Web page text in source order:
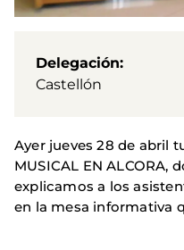
Delegación
Castellón
Ayer jueves 28 de abril
MUSICAL EN ALCORA,
explicamos a los
en la mesa informativa